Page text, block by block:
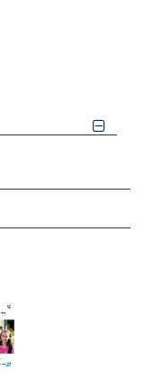
ANGESEHENE